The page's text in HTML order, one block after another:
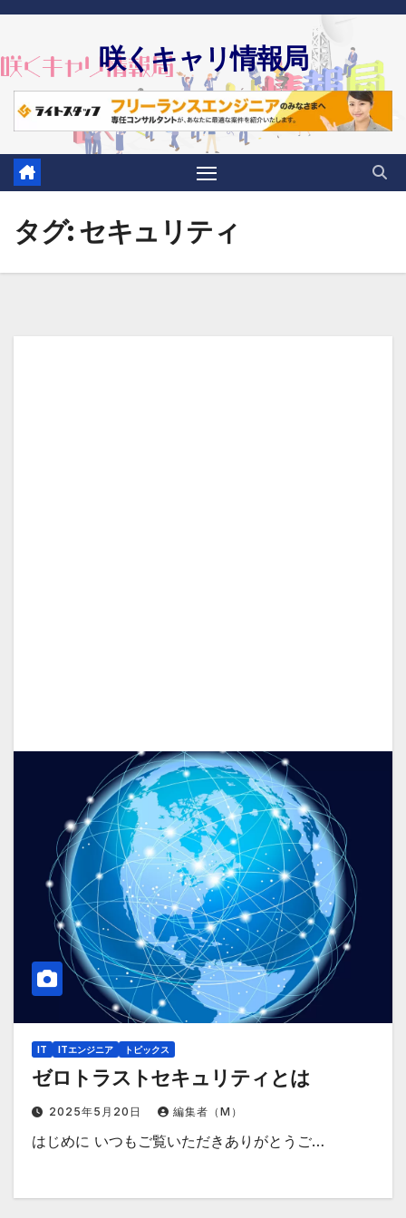
Skip
content
咲くキャリ情報局
タグ:セキュリティ
IT ITエンジニア トピックス
ゼロトラストセキュリティとは
2025年5月20日 編集者（M）
はじめに いつもご覧いただきありがとうご…